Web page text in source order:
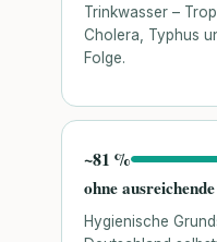
Trinkwasser –
Cholera, Typhus
Folge.
~81 %
ohne
Hygienische